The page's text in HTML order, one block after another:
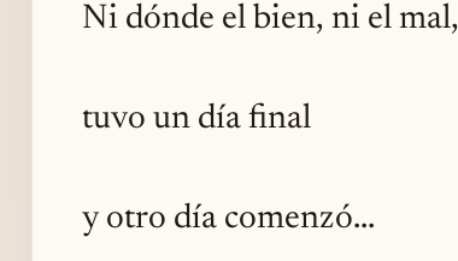
Ni dónde el bien, ni el mal,
tuvo un día final
y otro día comenzó...